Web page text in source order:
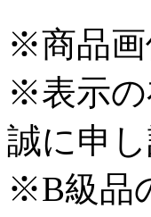
※商品画
※表示の
誠に申
※B級品